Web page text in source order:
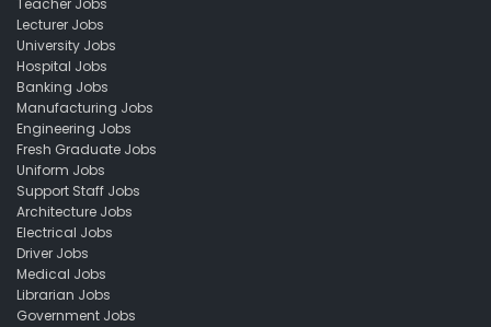
Teacher Jobs
Lecturer Jobs
University Jobs
Hospital Jobs
Banking Jobs
Manufacturing Jobs
Engineering Jobs
Fresh Graduate Jobs
Uniform Jobs
Support Staff Jobs
Architecture Jobs
Electrical Jobs
Driver Jobs
Medical Jobs
Librarian Jobs
Government Jobs